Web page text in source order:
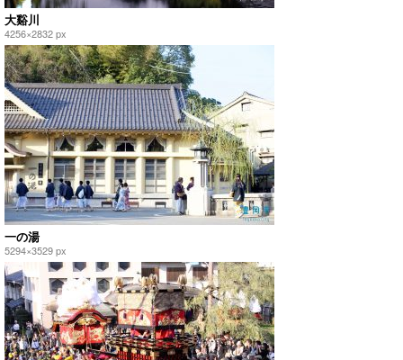
大谿川
4256×2832 px
一の湯
5294×3529 px